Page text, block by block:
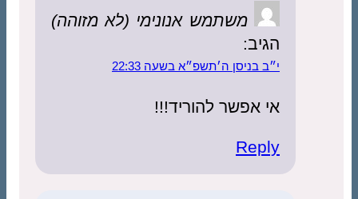
משתמש אנונימי (לא מזוהה)
הגיב:
י״ב בניסן ה׳תשפ״א בשעה 22:33
אי אפשר להוריד!!!
Reply